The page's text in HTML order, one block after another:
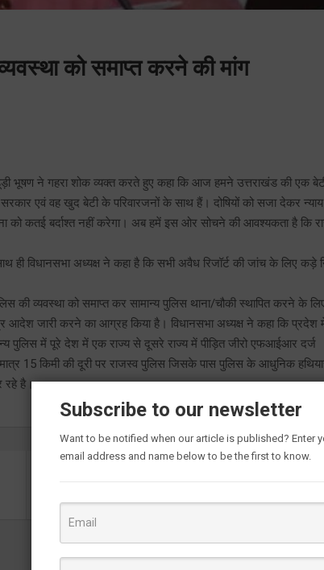
को समाप्त करने की मांग
भूषण ने गहरा शोक व्यक्त करते हुए कहा कि आज हमने उत्तराखंड की एक
एवं वह खुद बेटी के परिवारजनों के साथ हैं। दोषियों को सजा देकर न्याय
को कतई बर्दाश्त नहीं करेगा। अब हमें इस ओर सोचने की आवश्यकता है कि
ही विधानसभा अध्यक्ष ने कहा है कि सभी अवैध रिजॉर्ट की जांच के लिए कड़े
व्यवस्था को समाप्त कर सामान्य पुलिस थाना/चौकी स्थापित करने के
आदेश जारी करने का आग्रह किया है। विधानसभा अध्यक्ष ने कहा कि प्रदेश
पुलिस में पूरे देश में एक राज्य से दूसरे राज्य में पीड़ित जीरो एफआईआर दर्ज
15 किमी की दूरी पर राजस्व पुलिस जिसके पास पुलिस के आधुनिक
रहे है।
Subscribe to our newsletter
Want to be notified when our article is published? Enter
email address and name below to be the first to know.